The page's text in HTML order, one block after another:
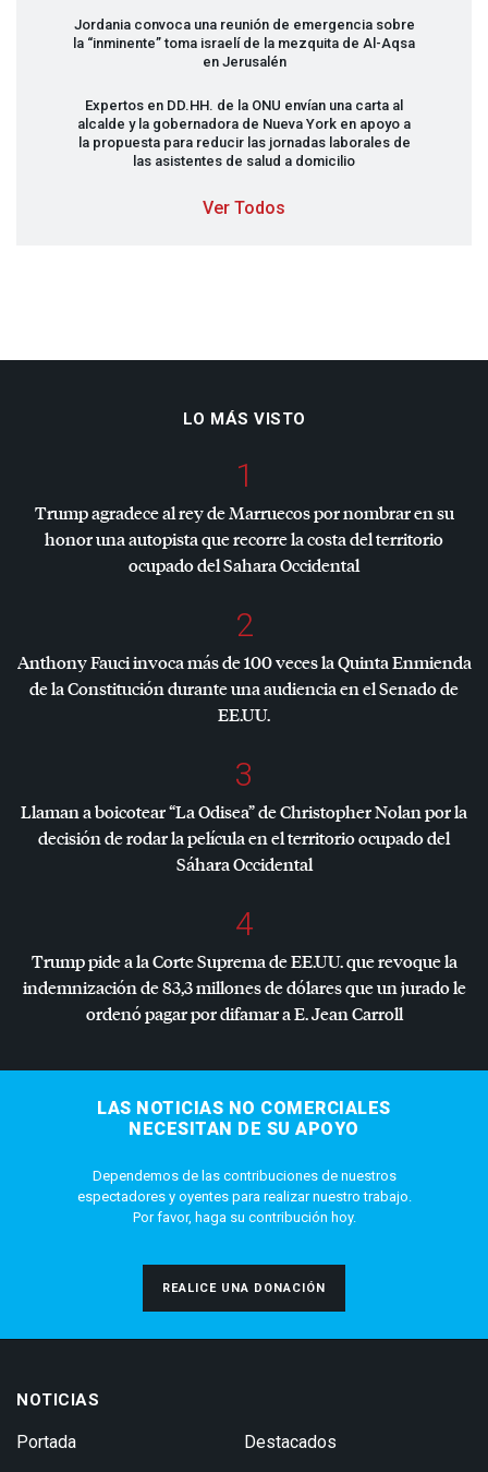
Jordania convoca una reunión de emergencia sobre
la “inminente” toma israelí de la mezquita de Al-Aqsa
en Jerusalén
Expertos en DD.HH. de la ONU envían una carta al
alcalde y la gobernadora de Nueva York en apoyo a
la propuesta para reducir las jornadas laborales de
las asistentes de salud a domicilio
Ver Todos
LO MÁS VISTO
1
Trump agradece al rey de Marruecos por nombrar en su
honor una autopista que recorre la costa del territorio
ocupado del Sahara Occidental
2
Anthony Fauci invoca más de 100 veces la Quinta Enmienda
de la Constitución durante una audiencia en el Senado de
EE.UU.
3
Llaman a boicotear “La Odisea” de Christopher Nolan por la
decisión de rodar la película en el territorio ocupado del
Sáhara Occidental
4
Trump pide a la Corte Suprema de EE.UU. que revoque la
indemnización de 83,3 millones de dólares que un jurado le
ordenó pagar por difamar a E. Jean Carroll
LAS NOTICIAS NO COMERCIALES
NECESITAN DE SU APOYO
Dependemos de las contribuciones de nuestros
espectadores y oyentes para realizar nuestro trabajo.
Por favor, haga su contribución hoy.
REALICE UNA DONACIÓN
NOTICIAS
Portada Destacados